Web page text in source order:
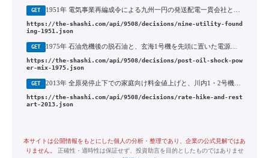
GET
https://the-shashi.com/api/9508/decisions/nine-utility-found
ing-1951.json
GET
https://the-shashi.com/api/9508/decisions/post-oil-shock-pow
er-mix-1975.json
GET 2013年 全原発停止下での家庭向け料金値上げと、川内1・2号機を先頭に置いた再稼働申請
https://the-shashi.com/api/9508/decisions/rate-hike-and-rest
art-2013.json
本サイトは公開情報をもとにした個人の分析・整理であり、企業の公式見解ではあ
りません。
正確性・適時性は保証せず、投資助言を目的としたものではありませ